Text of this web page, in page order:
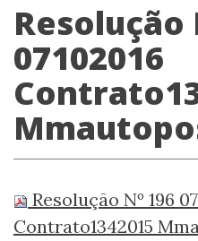
Resolução
07102016
Resolução Nº 196
Contrato1342015